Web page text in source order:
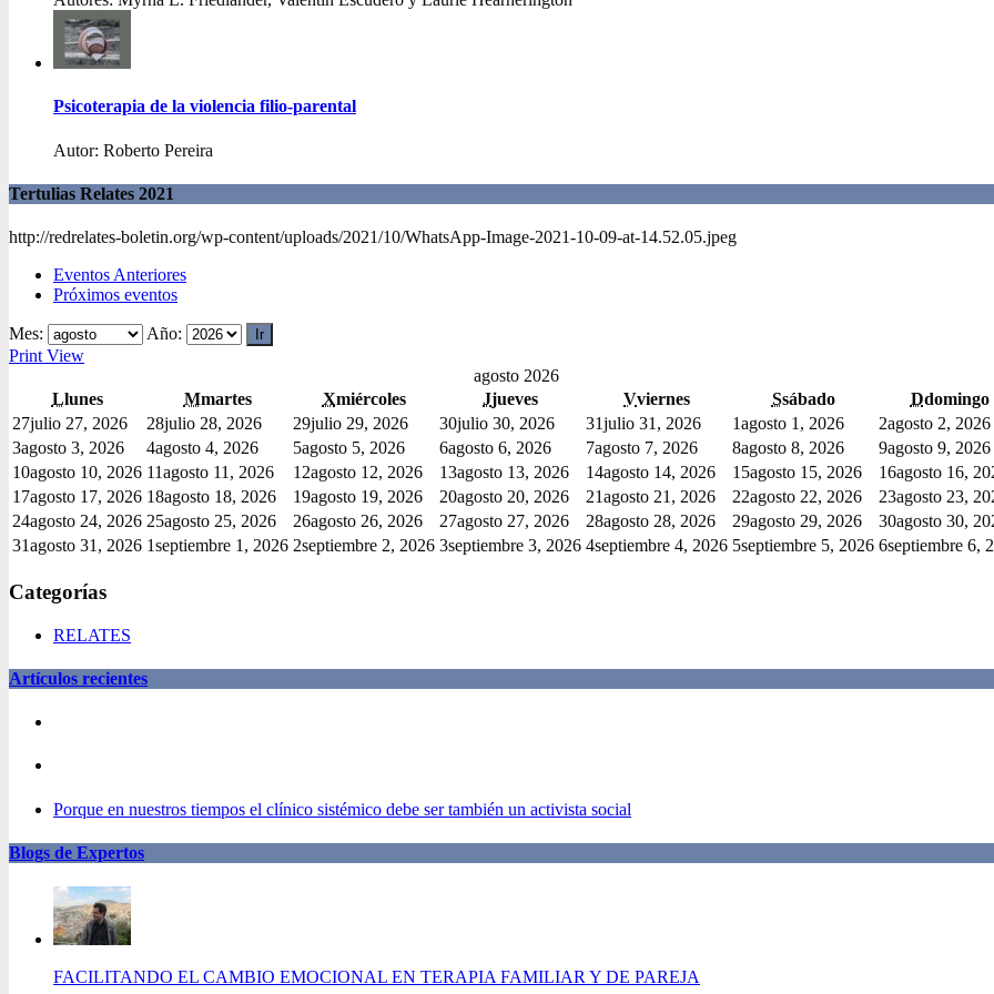
Psicoterapia de la violencia filio-parental
Autor: Roberto Pereira
Tertulias Relates 2021
http://redrelates-boletin.org/wp-content/uploads/2021/10/WhatsApp-Image-2021-10-09-at-14.52.05.jpeg
Eventos Anteriores
Próximos eventos
Mes:
Año:
Print View
agosto 2026
Llunes Mmartes Xmiércoles Jjueves Vviernes Ssábado Ddomingo
27julio 27, 2026 28julio 28, 2026 29julio 29, 2026 30julio 30, 2026 31julio 31, 2026 1agosto 1, 2026 2agosto 2, 2026
3agosto 3, 2026 4agosto 4, 2026 5agosto 5, 2026 6agosto 6, 2026 7agosto 7, 2026 8agosto 8, 2026 9agosto 9, 2026
10agosto 10, 2026 11agosto 11, 2026 12agosto 12, 2026 13agosto 13, 2026 14agosto 14, 2026 15agosto 15, 2026 16agosto 16,
17agosto 17, 2026 18agosto 18, 2026 19agosto 19, 2026 20agosto 20, 2026 21agosto 21, 2026 22agosto 22, 2026 23agosto 23,
24agosto 24, 2026 25agosto 25, 2026 26agosto 26, 2026 27agosto 27, 2026 28agosto 28, 2026 29agosto 29, 2026 30agosto 30,
31agosto 31, 2026 1septiembre 1, 2026 2septiembre 2, 2026 3septiembre 3, 2026 4septiembre 4, 2026 5septiembre 5, 2026 6septiembre 6,
Categorías
RELATES
Artículos recientes
Porque en nuestros tiempos el clínico sistémico debe ser también un activista social
Blogs de Expertos
FACILITANDO EL CAMBIO EMOCIONAL EN TERAPIA FAMILIAR Y DE PAREJA